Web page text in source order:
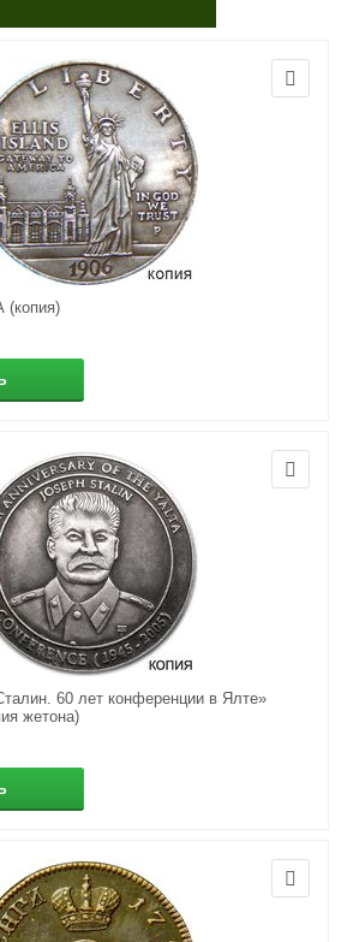
(копия)
60 лет конференции в Ялте»
жетона)